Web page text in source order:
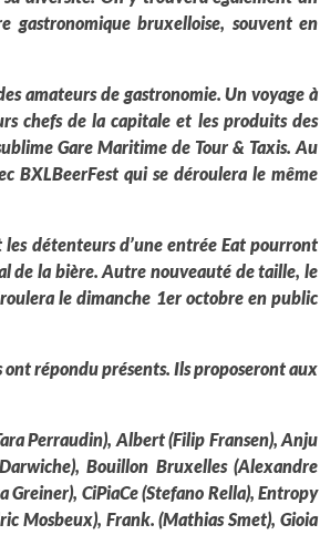
gastronomique bruxelloise, souvent en
amateurs de gastronomie. Un voyage à
chefs de la capitaleet les produits des
Gare Maritime de Tour & Taxis. Au
BXLBeerFest qui se déroulera le même
les détenteurs d’une entrée Eat pourront
de la bière. Autre nouveauté de taille, le
le dimanche 1er octobre en public
répondu présents. Ils proposeront aux
Perraudin), Albert (Filip Fransen), Anju
Bouillon Bruxelles (Alexandre
Greiner), CiPiaCe (Stefano Rella), Entropy
Mosbeux), Frank. (Mathias Smet), Gioia